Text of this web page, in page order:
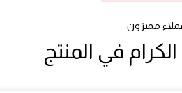
مميزون
الكرام في المنتج